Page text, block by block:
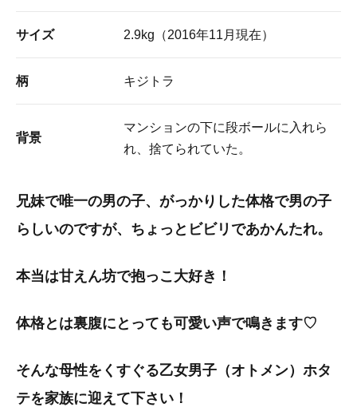
サイズ 2.9kg（2016年11月現在）
柄 キジトラ
背景
マンションの下に段ボールに入れら
れ、捨てられていた。
兄妹で唯一の男の子、がっかりした体格で男の子
らしいのですが、ちょっとビビリであかんたれ。
本当は甘えん坊で抱っこ大好き！
体格とは裏腹にとっても可愛い声で鳴きます♡
そんな母性をくすぐる乙女男子（オトメン）ホタ
テを家族に迎えて下さい！